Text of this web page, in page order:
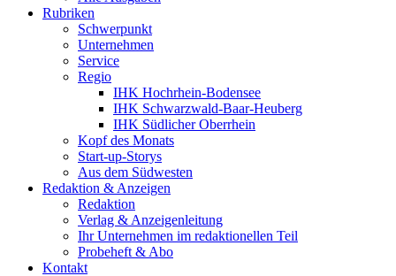
Rubriken
Schwerpunkt
Unternehmen
Service
Regio
IHK Hochrhein-Bodensee
IHK Schwarzwald-Baar-Heuberg
IHK Südlicher Oberrhein
Kopf des Monats
Start-up-Storys
Aus dem Südwesten
Redaktion & Anzeigen
Redaktion
Verlag & Anzeigenleitung
Ihr Unternehmen im redaktionellen Teil
Probeheft & Abo
Kontakt